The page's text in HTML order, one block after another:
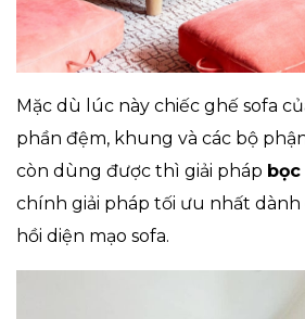
Mặc dù lúc này chiếc ghế sofa
phần đệm, khung và các bộ
còn dùng được thì giải pháp
chính giải pháp tối ưu nhất
hồi diện mạo sofa.